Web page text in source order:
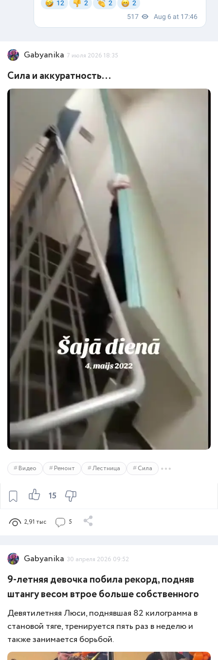
15
Gabyanika 7 июля 2026 18:35
Сила и аккуратность...
Видео Ремонт Лестница Сила
2,91 тыс 5
Gabyanika 30 апреля 2026 09:52
9-летняя девочка побила рекорд, подняв
штангу весом втрое больше собственного
Девятилетняя Люси, поднявшая 82 килограмма в
становой тяге, тренируется пять раз в неделю и
также занимается борьбой.